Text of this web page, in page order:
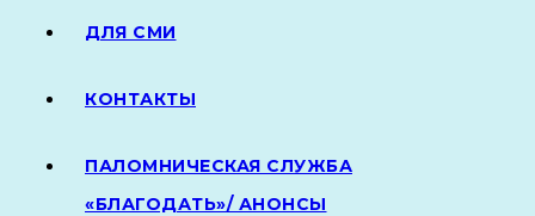
ДЛЯ СМИ
КОНТАКТЫ
ПАЛОМНИЧЕСКАЯ СЛУЖБА
«БЛАГОДАТЬ»/ АНОНСЫ